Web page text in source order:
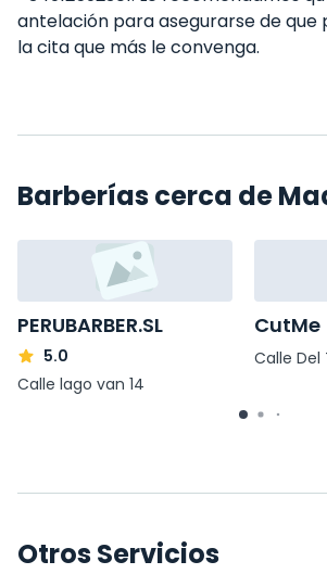
antelación para asegurarse de que
la cita que más le convenga.
Barberías cerca de
PERUBARBER.SL
5.0
Calle lago van 14
CutMe
Calle Del
Otros Servicios